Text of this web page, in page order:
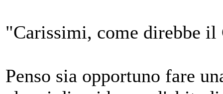
"Carissimi, come direbbe il
Penso sia opportuno fare